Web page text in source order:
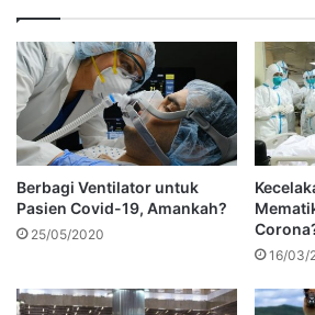
Berbagi Ventilator untuk
Pasien Covid-19, Amankah?
25/05/2020
16/03/